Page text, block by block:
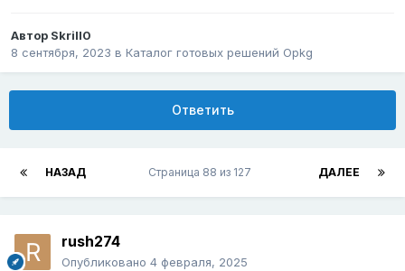
Автор Skrill0
8 сентября, 2023 в Каталог готовых решений Opkg
Ответить
НАЗАД ДАЛЕЕ
Страница 88 из 127
rush274
Опубликовано 4 февраля, 2025